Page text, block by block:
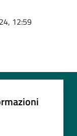
12:59